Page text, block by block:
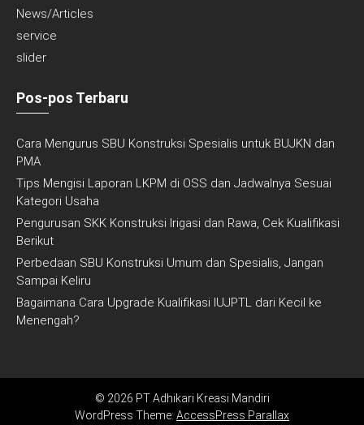
News/Articles
service
slider
Pos-pos Terbaru
Cara Mengurus SBU Konstruksi Spesialis untuk BUJKN dan
PMA
Tips Mengisi Laporan LKPM di OSS dan Jadwalnya Sesuai
Kategori Usaha
Pengurusan SKK Konstruksi Irigasi dan Rawa, Cek Kualifikasi
Berikut
Perbedaan SBU Konstruksi Umum dan Spesialis, Jangan
Sampai Keliru
Bagaimana Cara Upgrade Kualifikasi IUJPTL dari Kecil ke
Menengah?
© 2026 PT Adhikari Kreasi Mandiri
WordPress Theme: AccessPress Parallax